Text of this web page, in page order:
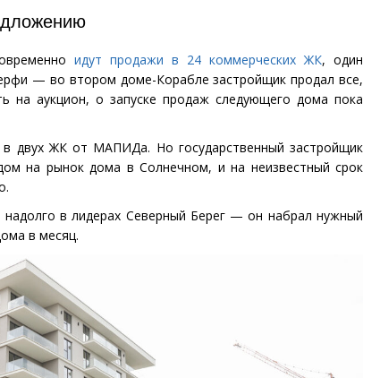
идут продажи в 24 коммерческих ЖК, один
— во втором доме-Корабле застройщик продал все,
на аукцион, о запуске продаж следующего дома пока
двух ЖК от МАПИДа. Но государственный застройщик
на рынок дома в Солнечном, и на неизвестный срок
в лидерах Северный Берег — он набрал нужный
в месяц.